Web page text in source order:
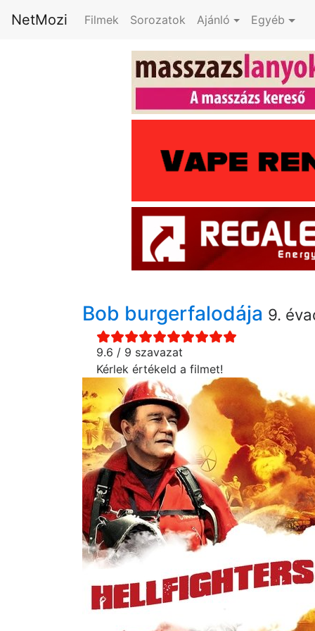
NetMozi Filmek Sorozatok Ajánló Egyéb
Bob burgerfalodája 9.
9.6 / 9 szavazat
Kérlek értékeld a filmet!